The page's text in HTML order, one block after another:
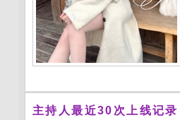
主持人最近30次上线记录